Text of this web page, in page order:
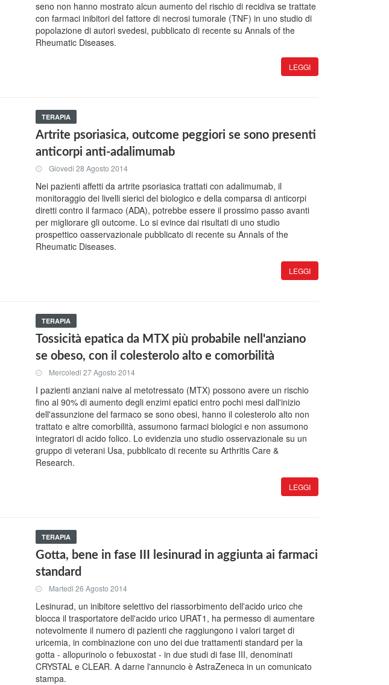
seno non hanno mostrato alcun aumento del rischio di recidiva se trattate
con farmaci inibitori del fattore di necrosi tumorale (TNF) in uno studio di
popolazione di autori svedesi, pubblicato di recente su Annals of the
Rheumatic Diseases.
LEGGI
TERAPIA
Artrite psoriasica, outcome peggiori se sono presenti
anticorpi anti-adalimumab
Giovedi 28 Agosto 2014
Nei pazienti affetti da artrite psoriasica trattati con adalimumab, il
monitoraggio dei livelli sierici del biologico e della comparsa di anticorpi
diretti contro il farmaco (ADA), potrebbe essere il prossimo passo avanti
per migliorare gli outcome. Lo si evince dai risultati di uno studio
prospettico oasservazionale pubblicato di recente su Annals of the
Rheumatic Diseases.
LEGGI
TERAPIA
Tossicità epatica da MTX più probabile nell'anziano
se obeso, con il colesterolo alto e comorbilità
Mercoledi 27 Agosto 2014
I pazienti anziani naive al metotressato (MTX) possono avere un rischio
fino al 90% di aumento degli enzimi epatici entro pochi mesi dall'inizio
dell'assunzione del farmaco se sono obesi, hanno il colesterolo alto non
trattato e altre comorbilità, assumono farmaci biologici e non assumono
integratori di acido folico. Lo evidenzia uno studio osservazionale su un
gruppo di veterani Usa, pubblicato di recente su Arthritis Care &
Research.
LEGGI
TERAPIA
Gotta, bene in fase III lesinurad in aggiunta ai farmaci
standard
Martedi 26 Agosto 2014
Lesinurad, un inibitore selettivo del riassorbimento dell'acido urico che
blocca il trasportatore dell'acido urico URAT1, ha permesso di aumentare
notevolmente il numero di pazienti che raggiungono i valori target di
uricemia, in combinazione con uno dei due trattamenti standard per la
gotta - allopurinolo o febuxostat - in due studi di fase III, denominati
CRYSTAL e CLEAR. A darne l'annuncio è AstraZeneca in un comunicato
stampa.